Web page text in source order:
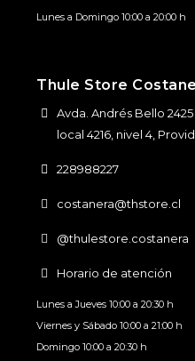
Lunes a Domingo 10:00 a 20:00 h
Thule Store
Avda. Andrés Bello 2425
local 4216, nivel 4,
228988227
costanera@thstore.cl
@thulestore.costanera
Horario de atención
Lunes a Jueves 10:00 a 20:30 h
Viernes y Sábado 10:00 a 21:00 h
Domingo 10:00 a 20:30 h